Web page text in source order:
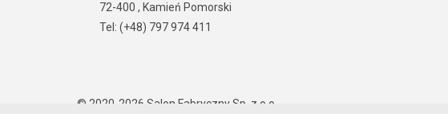
72-400 , Kamień Pomorski
Tel: (+48) 797 974 411
© 2020-2026 Salon Fabryczny Sp. z o.o.